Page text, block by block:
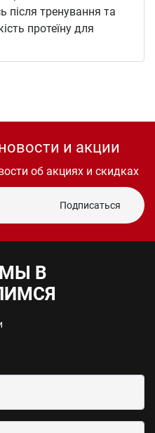
після тренування та
протеїну для
и акции
об акциях и скидках
Подписаться
В